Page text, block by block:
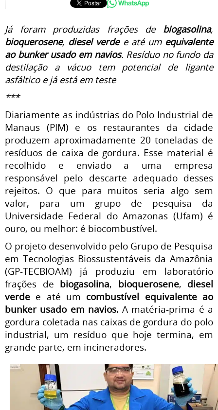
Já foram produzidas frações de biogasolina,
bioquerosene, diesel verdee até um equivalente
ao bunker usado em navios. Resíduo no fundo da
destilação a vácuo tem potencial de ligante
asfáltico e já está em teste
***
Diariamente as indústrias do Polo Industrial de
Manaus (PIM) e os restaurantes da cidade
produzem aproximadamente 20 toneladas de
resíduos de caixa de gordura. Esse material é
recolhido e enviado a uma empresa
responsável pelo descarte adequado desses
rejeitos. O que para muitos seria algo sem
valor, para um grupo de pesquisa da
Universidade Federal do Amazonas (Ufam) é
ouro, ou melhor: é biocombustível.
O projeto desenvolvido pelo Grupo de Pesquisa
em Tecnologias Biossustentáveis da Amazônia
(GP-TECBIOAM) já produziu em laboratório
frações de biogasolina, bioquerosene, diesel
verde e até um combustível equivalente ao
bunker usado em navios. A matéria-prima é a
gordura coletada nas caixas de gordura do polo
industrial, um resíduo que hoje termina, em
grande parte, em incineradores.